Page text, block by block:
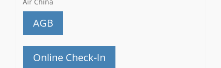
AGB
Online Check-In